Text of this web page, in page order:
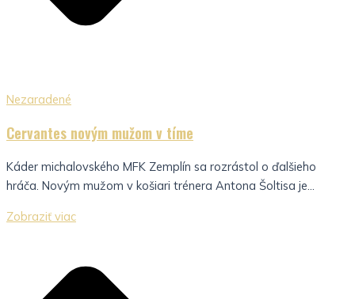
Nezaradené
Cervantes novým mužom v tíme
Káder michalovského MFK Zemplín sa rozrástol o ďalšieho
hráča. Novým mužom v košiari trénera Antona Šoltisa je...
Zobraziť viac